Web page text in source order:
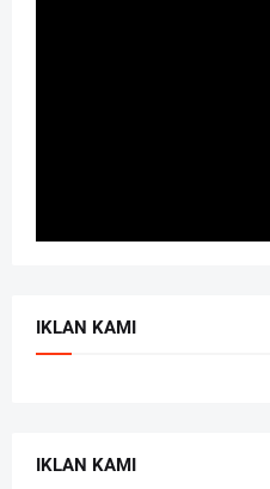
IKLAN KAMI
IKLAN KAMI